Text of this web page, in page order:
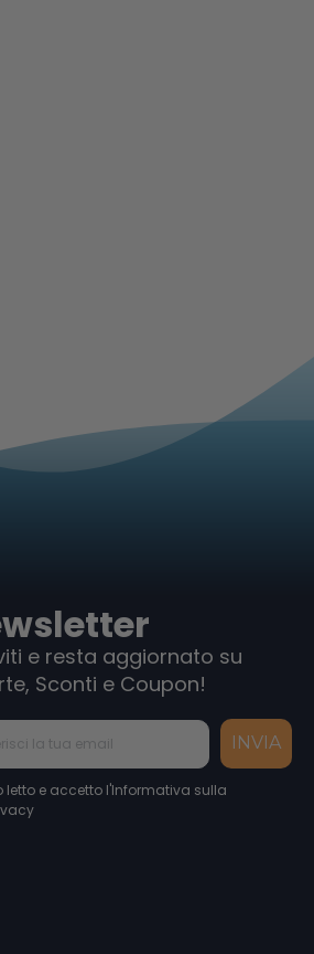
e resta aggiornato su
INVIA
Privacy Policy
letto e accetto l'Informativa sulla